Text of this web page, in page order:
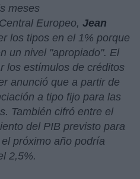
meses
Europeo, Jean
los tipos en el 1% porque
un nivel "apropiado". El
los estímulos de créditos
anunció que a partir de
a tipo fijo para las
También cifró entre el
del PIB previsto para
próximo año podría
2,5%.